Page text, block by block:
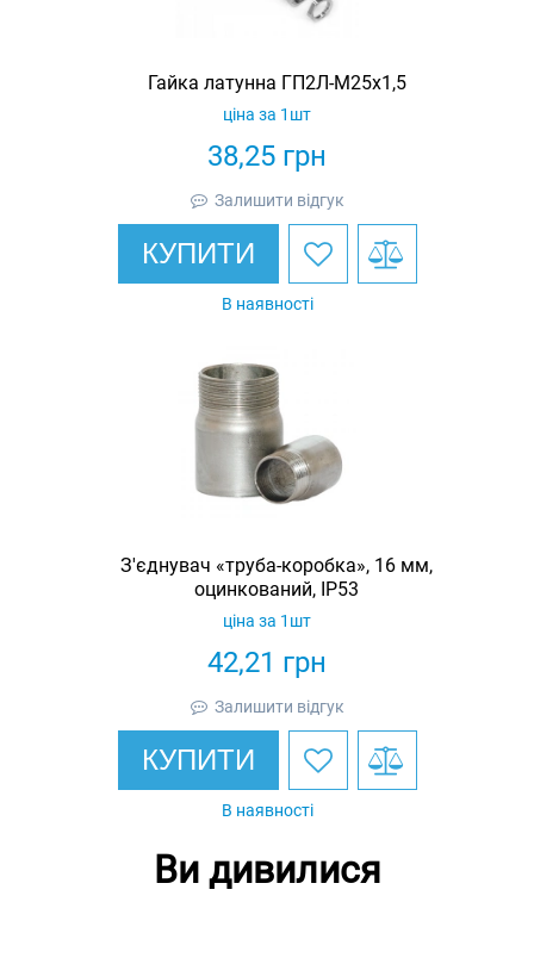
Гайка латунна ГП2Л-М25х1,5
38,25 грн
ціна за 1шт
Залишити відгук
КУПИТИ
В наявності
З'єднувач «труба-коробка», 16 мм,
оцинкований, IP53
42,21 грн
ціна за 1шт
Залишити відгук
КУПИТИ
В наявності
Ви дивилися